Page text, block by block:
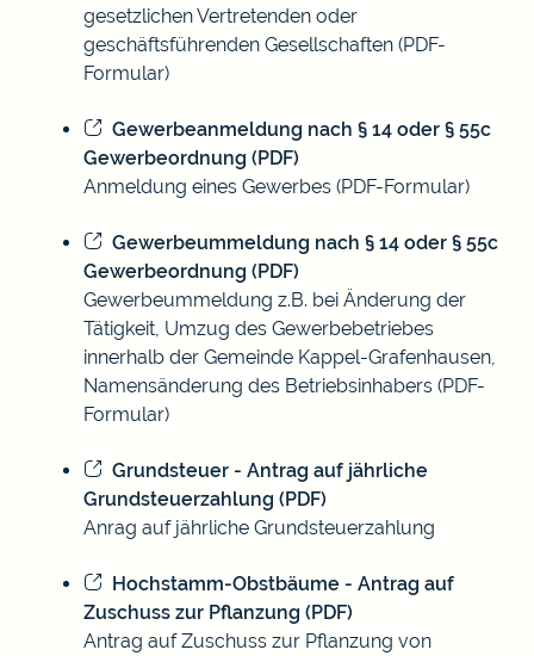
gesetzlichen Vertretenden oder
geschäftsführenden Gesellschaften (PDF-
Formular)
Gewerbeanmeldung nach § 14 oder § 55c
Gewerbeordnung (PDF)
Anmeldung eines Gewerbes (PDF-Formular)
Gewerbeummeldung nach § 14 oder § 55c
Gewerbeordnung (PDF)
Gewerbeummeldung z.B. bei Änderung der
Tätigkeit, Umzug des Gewerbebetriebes
innerhalb der Gemeinde Kappel-Grafenhausen,
Namensänderung des Betriebsinhabers (PDF-
Formular)
Grundsteuer - Antrag auf jährliche
Grundsteuerzahlung (PDF)
Anrag auf jährliche Grundsteuerzahlung
Hochstamm-Obstbäume - Antrag auf
Zuschuss zur Pflanzung (PDF)
Antrag auf Zuschuss zur Pflanzung von